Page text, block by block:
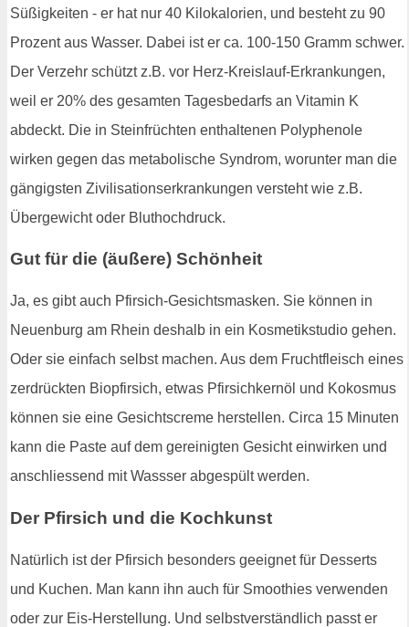
Süßigkeiten - er hat nur 40 Kilokalorien, und besteht zu 90
Prozent aus Wasser. Dabei ist er ca. 100-150 Gramm schwer.
Der Verzehr schützt z.B. vor Herz-Kreislauf-Erkrankungen,
weil er 20% des gesamten Tagesbedarfs an Vitamin K
abdeckt. Die in Steinfrüchten enthaltenen Polyphenole
wirken gegen das metabolische Syndrom, worunter man die
gängigsten Zivilisationserkrankungen versteht wie z.B.
Übergewicht oder Bluthochdruck.
Gut für die (äußere) Schönheit
Ja, es gibt auch Pfirsich-Gesichtsmasken. Sie können in
Neuenburg am Rhein deshalb in ein Kosmetikstudio gehen.
Oder sie einfach selbst machen. Aus dem Fruchtfleisch eines
zerdrückten Biopfirsich, etwas Pfirsichkernöl und Kokosmus
können sie eine Gesichtscreme herstellen. Circa 15 Minuten
kann die Paste auf dem gereinigten Gesicht einwirken und
anschliessend mit Wassser abgespült werden.
Der Pfirsich und die Kochkunst
Natürlich ist der Pfirsich besonders geeignet für Desserts
und Kuchen. Man kann ihn auch für Smoothies verwenden
oder zur Eis-Herstellung. Und selbstverständlich passt er